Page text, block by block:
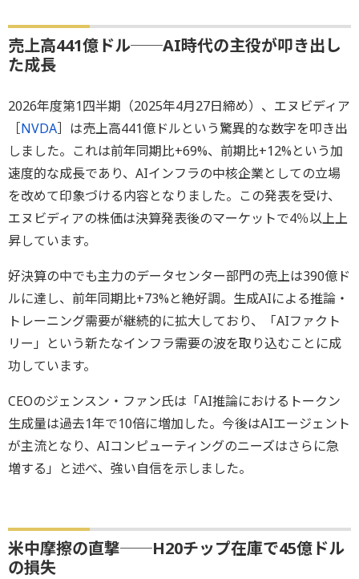
売上高441億ドル──AI時代の主役が叩き出し
た成長
2026年度第1四半期（2025年4月27日締め）、エヌビディア
［NVDA］は売上高441億ドルという驚異的な数字を叩き出
しました。これは前年同期比+69%、前期比+12%という加
速度的な成長であり、AIインフラの中核企業としての立場
を改めて印象づける内容となりました。この発表を受け、
エヌビディアの株価は決算発表後のマーケットで4％以上上
昇しています。
好決算の中でも主力のデータセンター部門の売上は390億ド
ルに達し、前年同期比+73%と絶好調。生成AIによる推論・
トレーニング需要が継続的に拡大しており、「AIファクト
リー」という新たなインフラ需要の波を取り込むことに成
功しています。
CEOのジェンスン・ファン氏は「AI推論におけるトークン
生成量は過去1年で10倍に増加した。今後はAIエージェント
が主流となり、AIコンピューティングのニーズはさらに急
増する」と述べ、強い自信を示しました。
米中摩擦の直撃──H20チップ在庫で45億ドル
の損失